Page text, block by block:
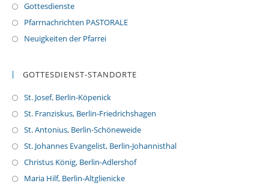
Gottesdienste
Pfarrnachrichten PASTORALE
Neuigkeiten der Pfarrei
GOTTESDIENST-STANDORTE
St. Josef, Berlin-Köpenick
St. Franziskus, Berlin-Friedrichshagen
St. Antonius, Berlin-Schöneweide
St. Johannes Evangelist, Berlin-Johannisthal
Christus König, Berlin-Adlershof
Maria Hilf, Berlin-Altglienicke